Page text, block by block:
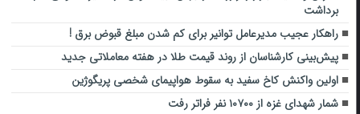
برداشت
راهکار عجیب مدیرعامل توانیر برای کم شدن مبلغ قبوض برق !
پیش‌بینی کارشناسان از روند قیمت طلا در هفته معاملاتی جدید
اولین واکنش کاخ سفید به سقوط هواپیمای شخصی پریگوژین
شمار شهدای غزه از ۱۰۷۰۰ نفر فراتر رفت